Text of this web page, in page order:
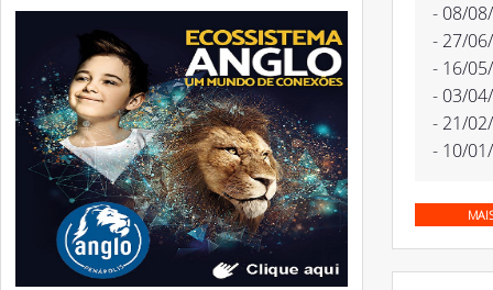
- 08/
- 27/
- 16/
- 03/
- 21/
- 10/